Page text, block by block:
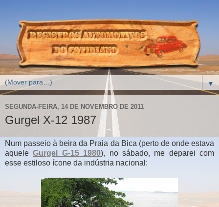
▼
SEGUNDA-FEIRA, 14 DE NOVEMBRO DE 2011
Gurgel X-12 1987
Num passeio à beira da Praia da Bica (perto de onde estava
aqueleGurgel G-15 1980), no sábado, me deparei com
esse estiloso ícone da indústria nacional: